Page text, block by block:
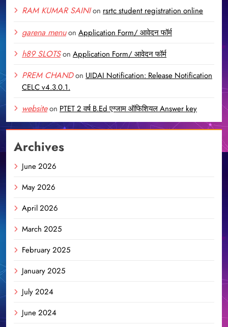
RAM KUMAR SAINIon rsrtc student registration online
garena menuon Application Form/ आवेदन फॉर्म
h89 SLOTSon Application Form/ आवेदन फॉर्म
PREM CHANDon UIDAI Notification: Release Notification
CELC v4.3.0.1.
websiteon PTET 2 वर्ष B.Ed एग्जाम ऑफिशियल Answer key
Archives
June 2026
May 2026
April 2026
March 2025
February 2025
January 2025
July 2024
June 2024